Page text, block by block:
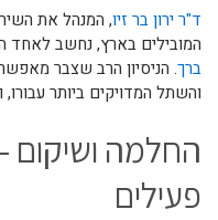
ד"ר ירון בר זיו, המנהל את
המובילים בארץ, נחשב לאחד
ברך. הניסיון הרב שצבר
והשתל המדויקים ביותר
החלמה ושיקום
פעילים